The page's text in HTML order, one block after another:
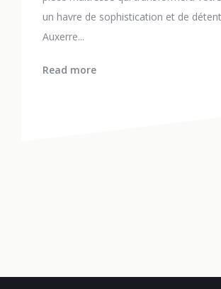
un havre de sophistication et de
Auxerre...
Read more